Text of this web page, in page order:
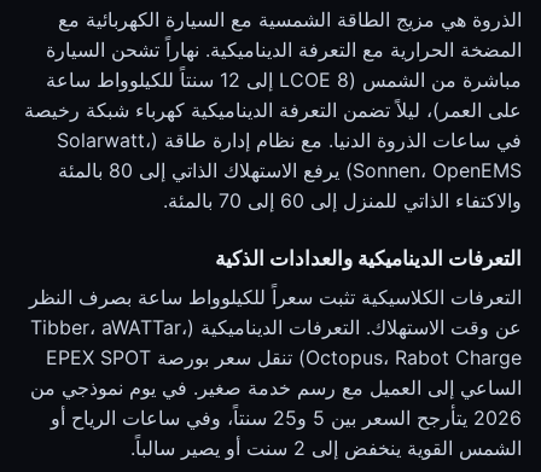
الذروة هي مزيج الطاقة الشمسية مع السيارة الكهربائية مع
المضخة الحرارية مع التعرفة الديناميكية. نهاراً تشحن السيارة
مباشرة من الشمس (LCOE 8 إلى 12 سنتاً للكيلوواط ساعة
على العمر)، ليلاً تضمن التعرفة الديناميكية كهرباء شبكة رخيصة
في ساعات الذروة الدنيا. مع نظام إدارة طاقة (Solarwatt،
Sonnen، OpenEMS) يرفع الاستهلاك الذاتي إلى 80 بالمئة
والاكتفاء الذاتي للمنزل إلى 60 إلى 70 بالمئة.
التعرفات الديناميكية والعدادات الذكية
التعرفات الكلاسيكية تثبت سعراً للكيلوواط ساعة بصرف النظر
عن وقت الاستهلاك. التعرفات الديناميكية (Tibber، aWATTar،
Octopus، Rabot Charge) تنقل سعر بورصة EPEX SPOT
الساعي إلى العميل مع رسم خدمة صغير. في يوم نموذجي من
2026 يتأرجح السعر بين 5 و25 سنتاً، وفي ساعات الرياح أو
الشمس القوية ينخفض إلى 2 سنت أو يصير سالباً.